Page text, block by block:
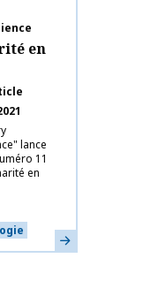
en
lance
11
en
En savoir plus